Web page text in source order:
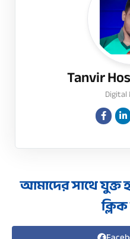
Tanvir
আমাদের সাথে যুক্ত